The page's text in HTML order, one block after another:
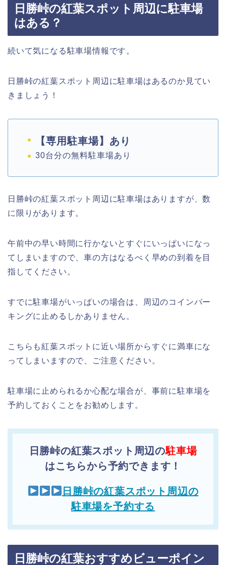
日勝峠の紅葉スポット周辺に駐車場
はある？
続いて気になる駐車場情報です。
日勝峠の紅葉スポット周辺に駐車場はあるのか見てい
きましょう！
【専用駐車場】あり
30台分の無料駐車場あり
日勝峠の紅葉スポット周辺に駐車場はありますが、数
に限りがあります。
午前中の早い時間に行かないとすぐにいっぱいになっ
てしまいますので、車の方はなるべく早めの到着を目
指してください。
すでに駐車場がいっぱいの場合は、周辺のコインパー
キングに止めるしかありません。
こちらも紅葉スポットに近い場所からすぐに満車にな
ってしまいますので、ご注意ください。
駐車場に止められるか心配な場合が、事前に駐車場を
予約しておくことをお勧めします。
日勝峠の紅葉スポット周辺の駐車場
はこちらから予約できます！
日勝峠の紅葉スポット周辺の
駐車場を予約する
日勝峠の紅葉おすすめビューポイン